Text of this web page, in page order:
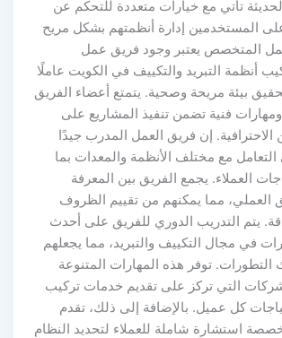
تأتي مع خيارات متعددة للتحكم عن
إدارة أنظمتهم بشكل مريح
يعتبر وجود فريق عمل
التبريد والتكييف في الكويت عاملًا
مريحة وصحية. يتمتع أعضاء الفريق
فنية تضمن تنفيذ المشاريع على
إن فريق العمل المدرب جيدًا
مع مختلف الأنظمة والمعدات بما
يجمع الفريق بين المعرفة
مما يمكنهم من تقييم الظروف
التدريب الدوري للفريق على أحدث
مجال التكييف والتبريد، مما يجعلهم
توفر هذه المهارات المتنوعة
التي تركز على تقديم خدمات تركيب
عميل. بالإضافة إلى ذلك، تقدم
شاملة للعملاء لتحديد النظام